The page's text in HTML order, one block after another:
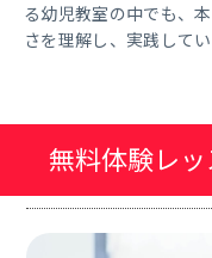
る幼児教室の中でも、
さを理解し、実践してい
無料体験レ